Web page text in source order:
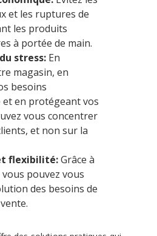
et les ruptures de
les produits
à portée de main.
stress: En
magasin, en
besoins
en protégeant vos
vous concentrer
et non sur la
flexibilité:Grâce à
pouvez vous
des besoins de